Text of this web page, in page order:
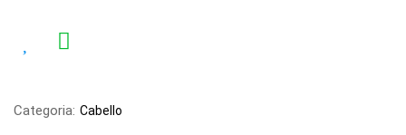
Categoria: Cabello